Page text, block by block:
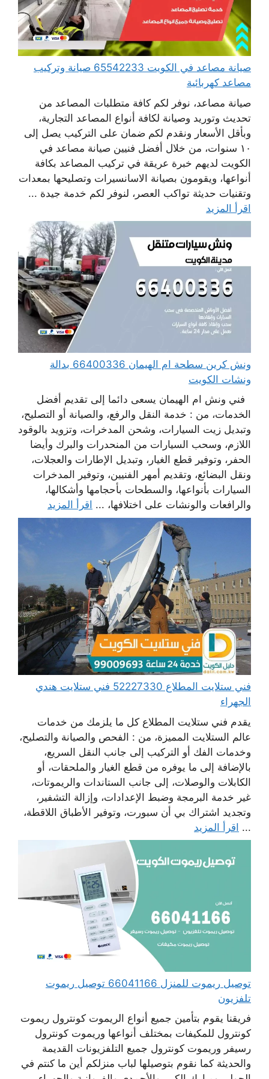
صيانة مصاعد في الكويت 65542233 صيانة وتركيب
مصاعد كهربائية
صيانة مصاعد، نوفر لكم كافة متطلبات المصاعد من
تحديث وتوريد وصيانة لكافة أنواع المصاعد التجارية،
وبأقل الأسعار ونقدم لكم ضمان على التركيب يصل إلى
١٠ سنوات، من خلال أفضل فنيين صيانة مصاعد في
الكويت لديهم خبرة عريقة في تركيب المصاعد بكافة
أنواعها، ويقومون بصيانة الاسانسيرات وتصليحها بمعدات
وتقنيات حديثة تواكب العصر، لنوفر لكم خدمة جيدة ...
اقرأ المزيد
ونش كرين سطحة ام الهيمان 66400336 بدالة
ونشات الكويت
فني ونش ام الهيمان يسعى دائما إلى تقديم أفضل
الخدمات، من : خدمة النقل والرفع، والصيانة أو التصليح،
وتبديل زيت السيارات، وشحن المدخرات، وتزويد بالوقود
اللازم، وسحب السيارات من المنحدرات والبرك وأيضا
الحفر، وتوفير قطع الغيار، وتبديل الإطارات والعجلات،
ونقل البضائع، وتقديم أمهر الفنيين، وتوفير المدخرات
السيارات بأنواعها، والسطحات بأحجامها وأشكالها،
والرافعات والونشات على اختلافها، ... اقرأ المزيد
فني ستلايت المطلاع 52227330 فني ستلايت هندي
الجهراء
يقدم فني ستلايت المطلاع كل ما يلزمك من خدمات
عالم الستلايت المميزة، من : الفحص والصيانة والتصليح،
وخدمات الفك أو التركيب إلى جانب النقل السريع،
بالإضافة إلى ما يوفره من قطع الغيار والملحقات، أو
الكابلات والوصلات، إلى جانب الستاندات والريموتات،
غير خدمة البرمجة وضبط الإعدادات، وإزالة التشفير،
وتجديد اشتراك بي أن سبورت، وتوفير الأطباق اللاقطة،
... اقرأ المزيد
توصيل ريموت للمنزل 66041166 توصيل ريموت
تلفزيون
فريقنا يقوم بتأمين جميع أنواع الريموت كونترول ريموت
كونترول للمكيفات بمختلف أنواعها وريموت كونترول
رسيفر وريموت كونترول جميع التلفزيونات القديمة
والحديثة كما نقوم بتوصيلها لباب منزلكم أين ما كنتم في